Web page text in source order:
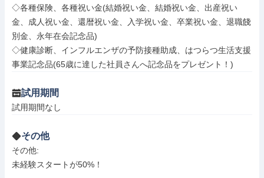
◇各種保険、各種祝い金(結婚祝い金、結婚祝い金、出産祝い
金、成人祝い金、還暦祝い金、入学祝い金、卒業祝い金、退職餞
別金、永年在会記念品)
◇健康診断、インフルエンザの予防接種助成、はつらつ生活支援
事業記念品(65歳に達した社員さんへ記念品をプレゼント！)
試用期間
試用期間なし
その他
その他:
未経験スタートが50%！